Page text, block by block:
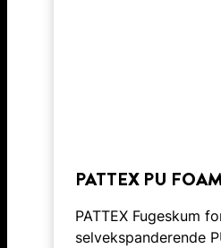
PATTEX PU
PATTEX Fugeskum
selvekspanderende